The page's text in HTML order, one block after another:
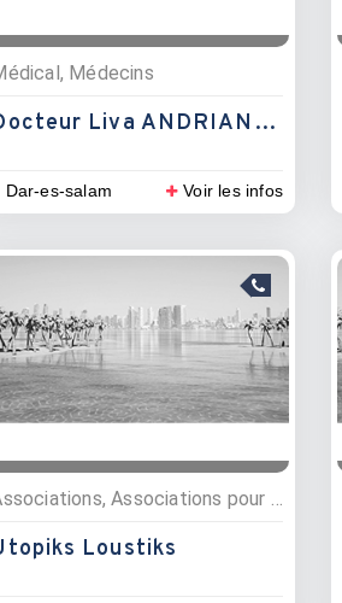
Médecins
Docteur Liva ANDRIANARIMAKA
Dar-es-salam Voir les infos
Associations, Associations pour enfants et jeunes
Loustiks